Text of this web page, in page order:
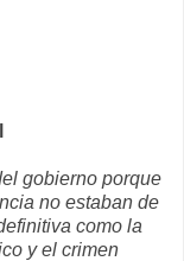
gobierno porque
no estaban de
como la
y el crimen